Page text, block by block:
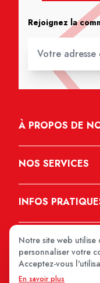
Rejoignez la
À PROPOS DE
NOS SERVICES
INFOS
Notre site web
personnaliser votre
Acceptez-vous
En savoir plus